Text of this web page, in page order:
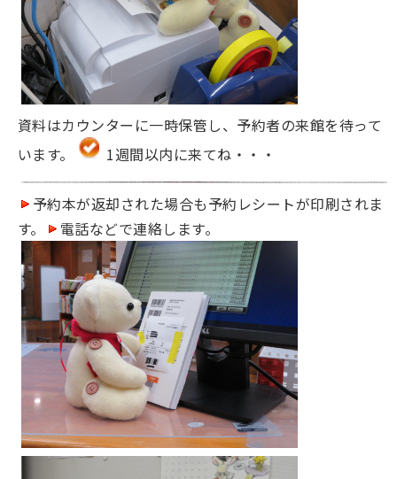
資料はカウンターに一時保管し、予約者の来館を待って
います。
1週間以内に来てね・・・
予約本が返却された場合も予約レシートが印刷されま
す。
電話などで連絡します。